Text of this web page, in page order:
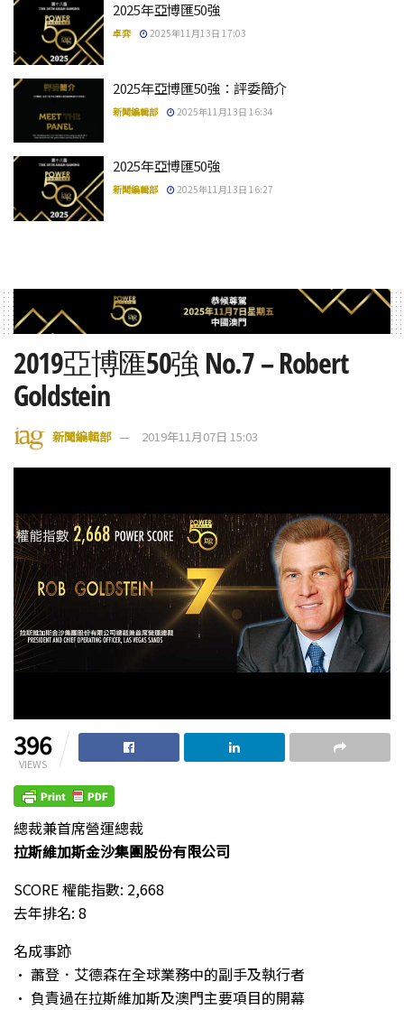
2025年亞博匯50強
卓弈 2025年11月13日 17:03
2025年亞博匯50強：評委簡介
新聞編輯部 2025年11月13日 16:34
2025年亞博匯50強
新聞編輯部 2025年11月13日 16:27
2019亞博匯50強 No.7 – Robert
Goldstein
新聞編輯部 2019年11月07日 15:03
396
VIEWS
總裁兼首席營運總裁
拉斯維加斯金沙集團股份有限公司
SCORE 權能指數: 2,668
去年排名: 8
名成事跡
• 蕭登．艾德森在全球業務中的副手及執行者
• 負責過在拉斯維加斯及澳門主要項目的開幕